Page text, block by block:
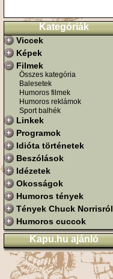
Kategóriák
Viccek
Képek
Filmek
Összes kategória
Balesetek
Humoros filmek
Humoros reklámok
Sport balhék
Linkek
Programok
Idióta történetek
Beszólások
Idézetek
Okosságok
Humoros tények
Tények Chuck Norrisról
Humoros cuccok
Kapu.hu ajánló